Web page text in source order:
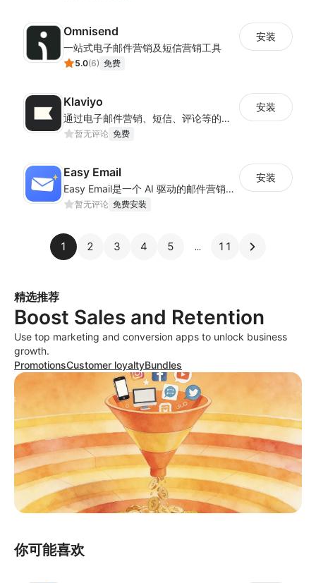
Omnisend
一站式电子邮件营销及短信营销工具
5.0(6) 免费
安装
Klaviyo
通过电子邮件营销、短信、评论等的自动化和个性化实现更智能的增长
暂无评论 免费
安装
Easy Email
Easy Email是一个 AI 驱动的邮件营销助手，核心目标是让商家从“有活动想法”快速进入“可发送状态”
暂无评论 免费安装
安装
1 2 3 4 5 11
精选推荐
Boost Sales and Retention
Use top marketing and conversion apps to unlock business
growth.
PromotionsCustomer loyaltyBundles
你可能喜欢